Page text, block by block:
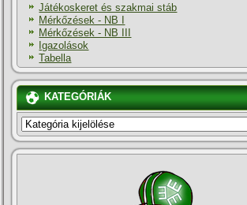
Játékoskeret és szakmai stáb
Mérkőzések - NB I
Mérkőzések - NB III
Igazolások
Tabella
KATEGÓRIÁK
KATEGÓRIÁK